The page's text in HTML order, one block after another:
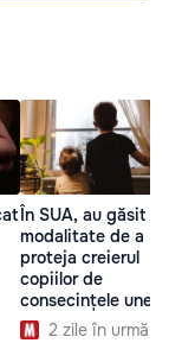
În SUA, au găsit o
modalitate de a
proteja creierul
copiilor de
consecințele unei
copilării dificile
2 zile în urmă